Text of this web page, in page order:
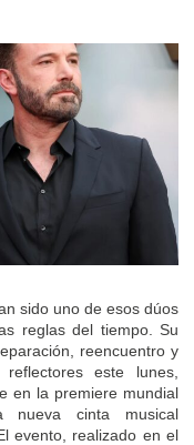
sido uno de esos dúos
reglas del tiempo. Su
reencuentro y
este lunes,
en la premiere mundial
cinta musical
evento, realizado en el